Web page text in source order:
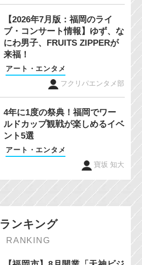
【2026年7月版：福岡のライ
ブ・コンサート情報】ゆず、な
にわ男子、FRUITS ZIPPERが
来福！
アート・エンタメ
フクリパエンタメ部
4年に1度の祭典！福岡でワー
ルドカップ観戦が楽しめるイベ
ント5選
アート・エンタメ
寶坂 知大
ランキング
RANKING